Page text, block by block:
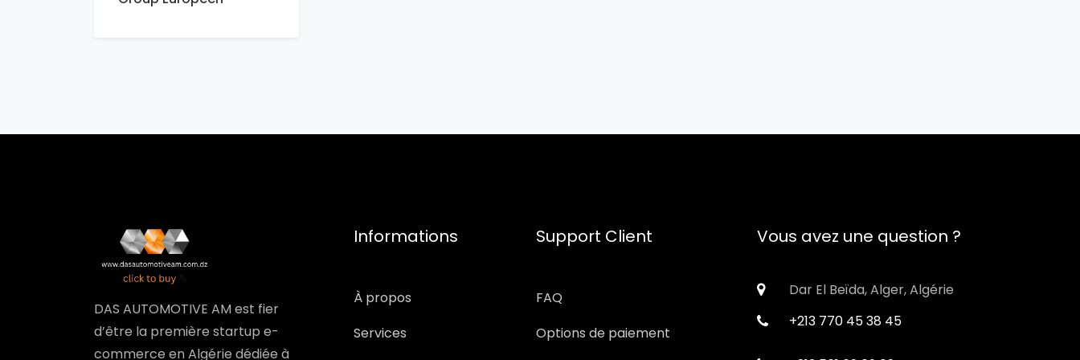
DAS AUTOMOTIVE AM est fier
d’être la première startup e-
commerce en Algérie dédiée à
Informations
À propos
Services
Support Client
FAQ
Options de paiement
Vous avez une question ?
Dar El Beïda, Alger, Algérie
+213 770 45 38 45